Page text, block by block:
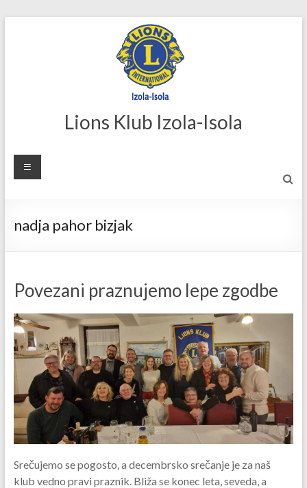
Lions Klub Izola-Isola
nadja pahor bizjak
Povezani praznujemo lepe zgodbe
Srečujemo se pogosto, a decembrsko srečanje je za naš
klub vedno pravi praznik. Bliža se konec leta, seveda, a